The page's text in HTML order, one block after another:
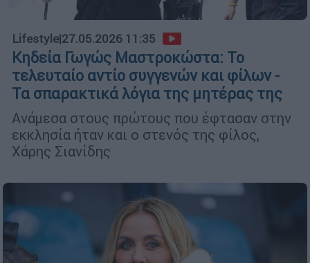
Lifestyle|27.05.2026 11:35
Κηδεία Γωγώς Μαστροκώστα: Το
τελευταίο αντίο συγγενών και φίλων -
Τα σπαρακτικά λόγια της μητέρας της
Ανάμεσα στους πρώτους που έφτασαν στην
εκκλησία ήταν και ο στενός της φίλος,
Χάρης Σιανίδης